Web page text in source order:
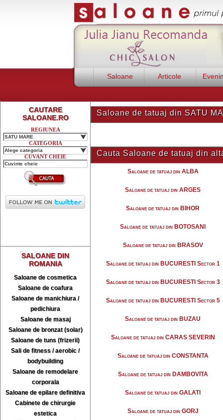
Saloane Articole
CAUTARE
SALOANE.RO
REGIUNEA
SATU MARE
CATEGORIA
Alege categoria
CUVANT CHEIE
SALOANE DIN
ROMANIA
Saloane de cosmetica
Saloane de coafura
Saloane de manichiura /
pedichiura
Saloane de masaj
Saloane de bronzat (solar)
Saloane de tuns (frizerii)
Sali de fitness / aerobic /
bodybuilding
Saloane de remodelare
corporala
Saloane de epilare definitiva
Cabinete de chirurgie
estetica
Saloane de tatuaj din SATU
Cauta Saloane de tatuaj din
Saloane de tatuaj din ALBA
Saloane de tatuaj din ARGES
Saloane de tatuaj din BIHOR
Saloane de tatuaj din BOTOSANI
Saloane de tatuaj din BRASOV
Saloane de tatuaj din BUCURESTI Sector 1
Saloane de tatuaj din BUCURESTI Sector 3
Saloane de tatuaj din BUCURESTI Sector 5
Saloane de tatuaj din BUZAU
Saloane de tatuaj din CARAS SEVERIN
Saloane de tatuaj din CONSTANTA
Saloane de tatuaj din DAMBOVITA
Saloane de tatuaj din GALATI
Saloane de tatuaj din GORJ